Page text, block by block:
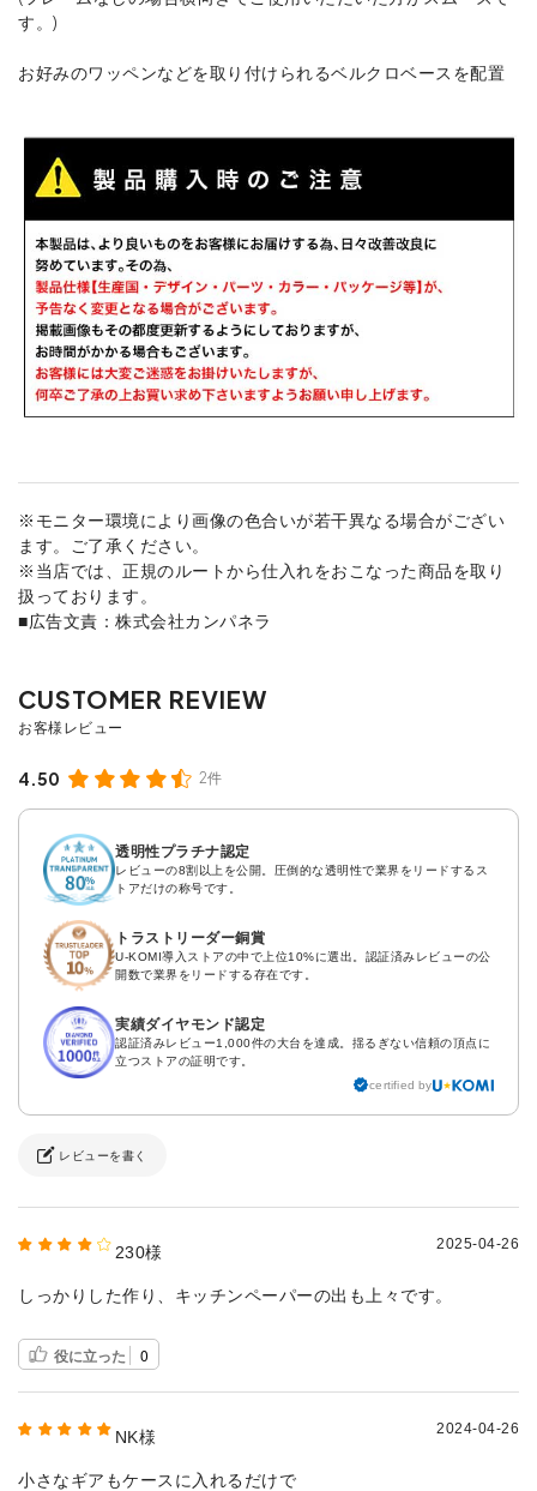
す。)
お好みのワッペンなどを取り付けられるベルクロベースを配置
※モニター環境により画像の色合いが若干異なる場合がござい
ます。ご了承ください。
※当店では、正規のルートから仕入れをおこなった商品を取り
扱っております。
■広告文責：株式会社カンパネラ
4.50 2件
透明性プラチナ認定
レビューの8割以上を公開。圧倒的な透明性で業界をリードするス
トアだけの称号です。
トラストリーダー銅賞
U-KOMI導入ストアの中で上位10%に選出。認証済みレビューの公
開数で業界をリードする存在です。
実績ダイヤモンド認定
認証済みレビュー1,000件の大台を達成。揺るぎない信頼の頂点に
立つストアの証明です。
certified by
レビューを書く
230様 2025-04-26
しっかりした作り、キッチンペーパーの出も上々です。
役に立った 0
NK様 2024-04-26
小さなギアもケースに入れるだけで